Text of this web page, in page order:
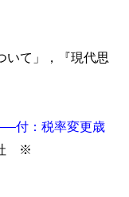
て」，『現代思
付：税率変更歳
社 ※